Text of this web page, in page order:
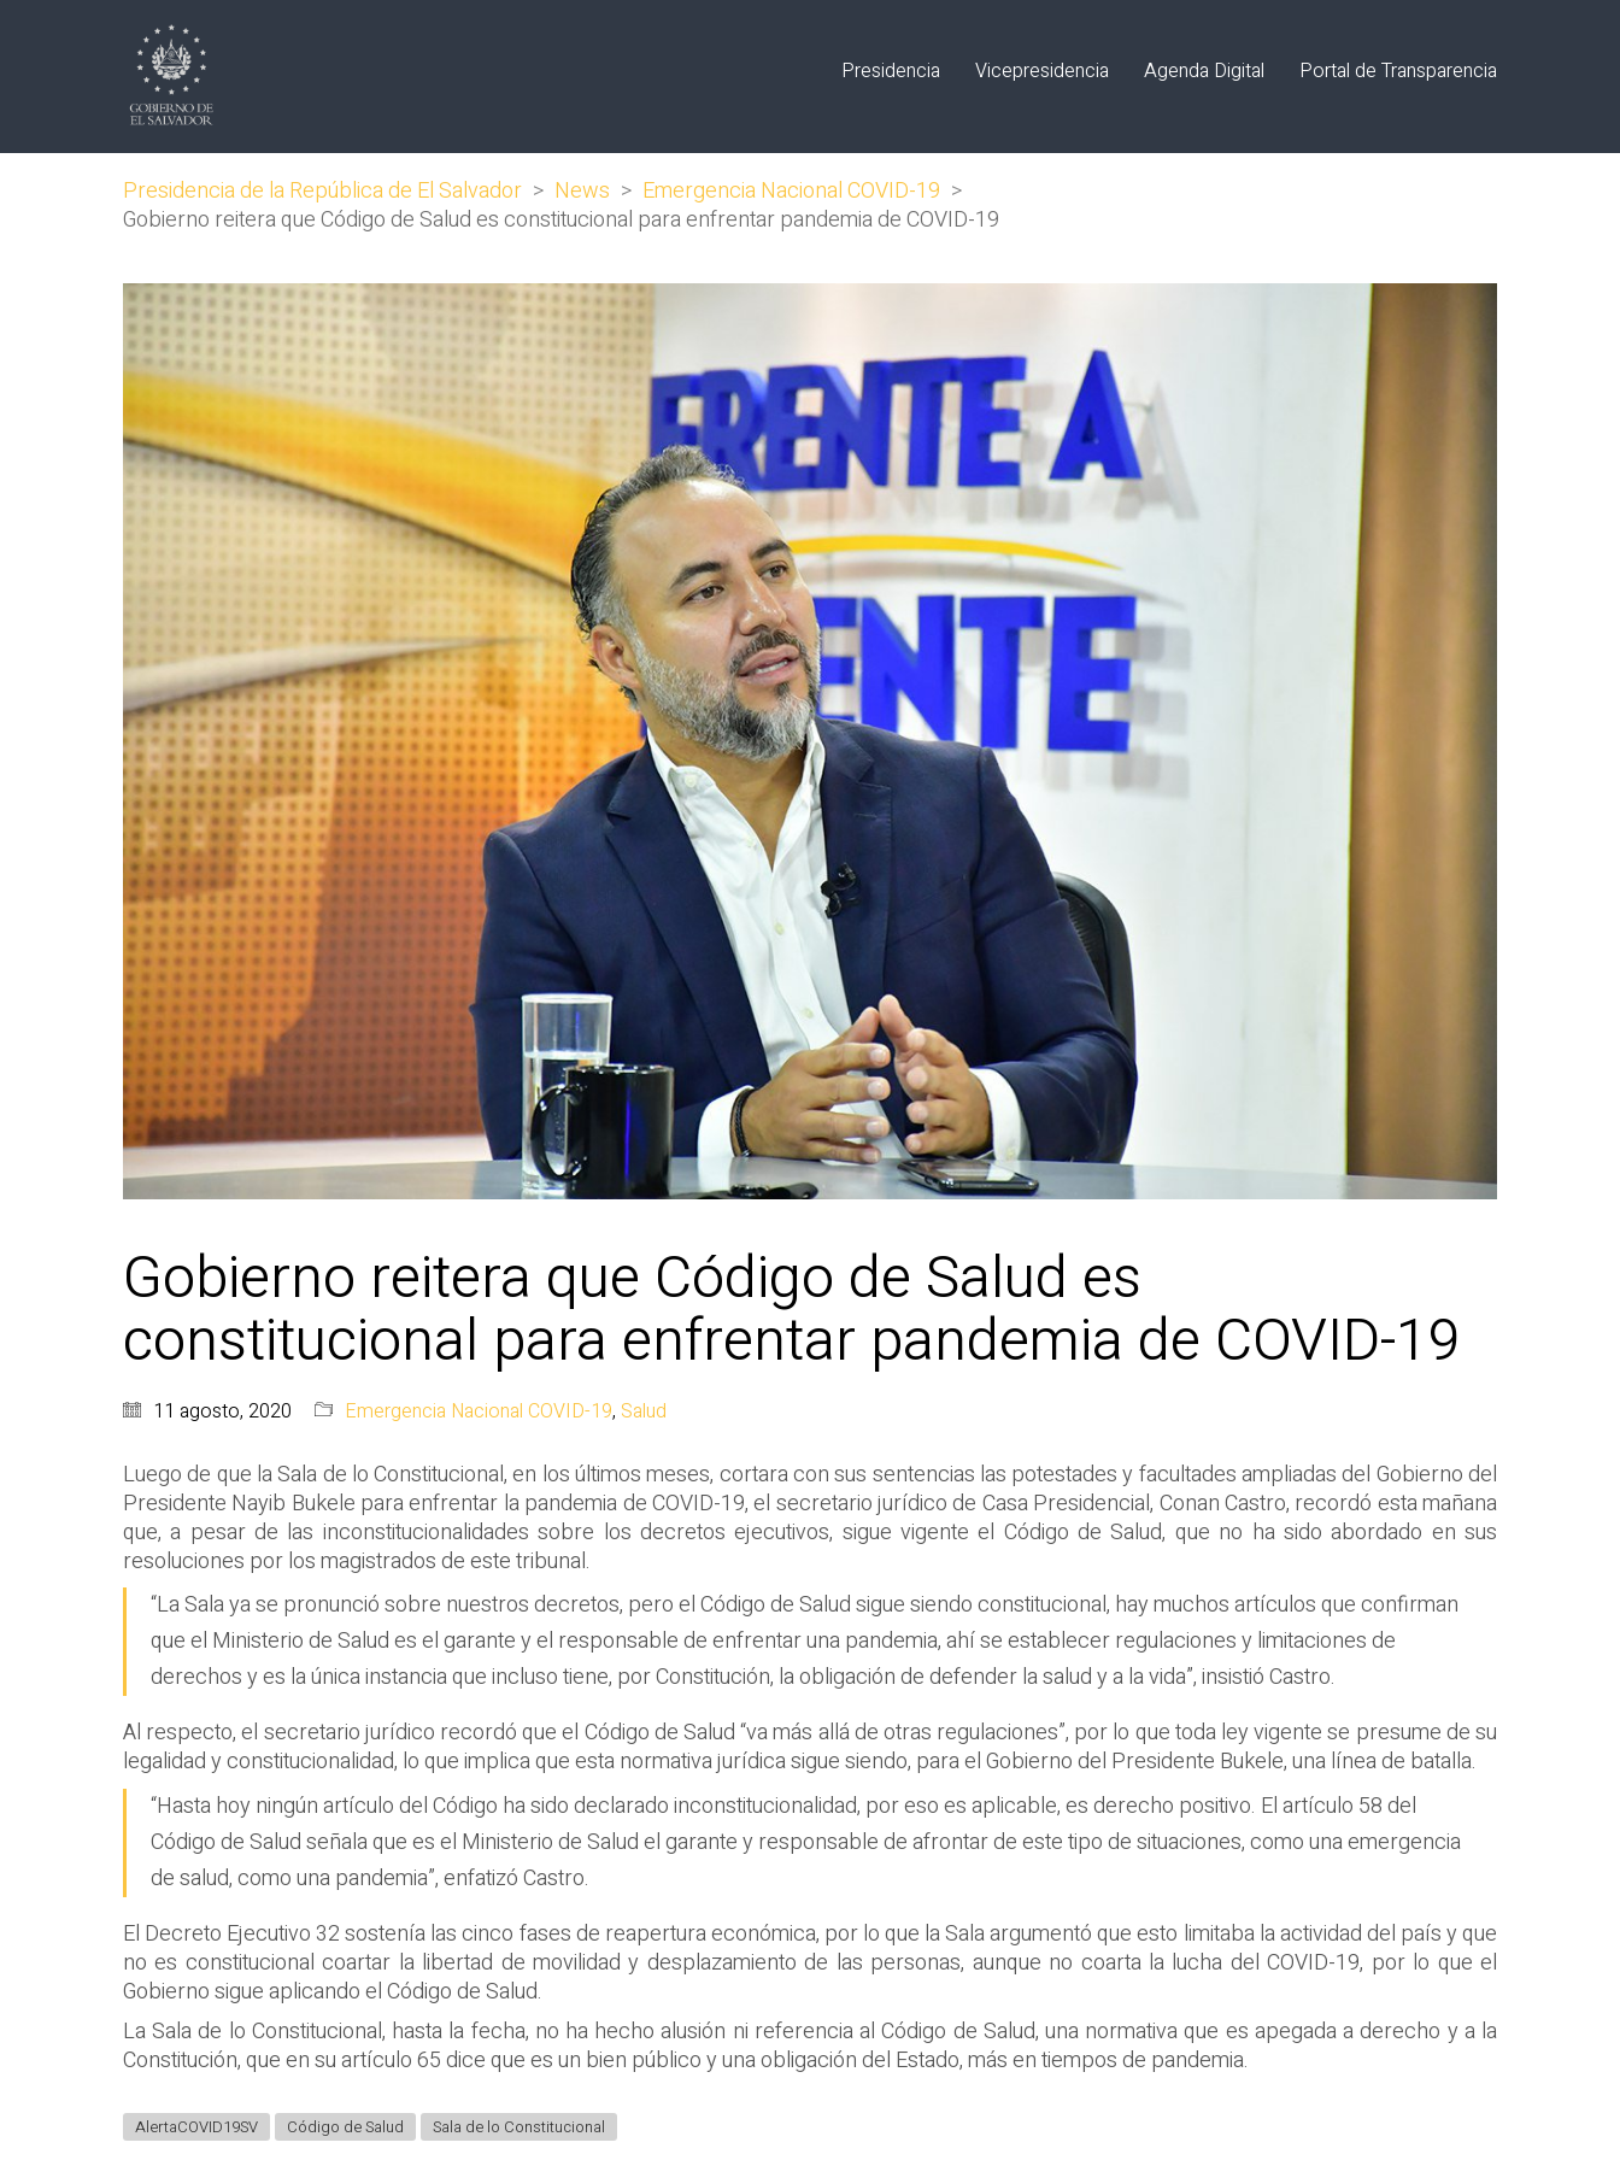
Presidencia Vicepresidencia Agenda Digital Portal de Transparencia
Presidencia de la República de El Salvador > News > Emergencia Nacional COVID-19 >
Gobierno reitera que Código de Salud es constitucional para enfrentar pandemia de COVID-19
Gobierno reitera que Código de Salud es
constitucional para enfrentar pandemia de COVID-19
11 agosto, 2020 Emergencia Nacional COVID-19, Salud
Luego de que la Sala de lo Constitucional, en los últimos meses, cortara con sus sentencias las potestades y facultades ampliadas del Gobierno del
Presidente Nayib Bukele para enfrentar la pandemia de COVID-19, el secretario jurídico de Casa Presidencial, Conan Castro, recordó esta mañana
que, a pesar de las inconstitucionalidades sobre los decretos ejecutivos, sigue vigente el Código de Salud, que no ha sido abordado en sus
resoluciones por los magistrados de este tribunal.
“La Sala ya se pronunció sobre nuestros decretos, pero el Código de Salud sigue siendo constitucional, hay muchos artículos que confirman
que el Ministerio de Salud es el garante y el responsable de enfrentar una pandemia, ahí se establecer regulaciones y limitaciones de
derechos y es la única instancia que incluso tiene, por Constitución, la obligación de defender la salud y a la vida”, insistió Castro.
Al respecto, el secretario jurídico recordó que el Código de Salud “va más allá de otras regulaciones”, por lo que toda ley vigente se presume de su
legalidad y constitucionalidad, lo que implica que esta normativa jurídica sigue siendo, para el Gobierno del Presidente Bukele, una línea de batalla.
“Hasta hoy ningún artículo del Código ha sido declarado inconstitucionalidad, por eso es aplicable, es derecho positivo. El artículo 58 del
Código de Salud señala que es el Ministerio de Salud el garante y responsable de afrontar de este tipo de situaciones, como una emergencia
de salud, como una pandemia”, enfatizó Castro.
El Decreto Ejecutivo 32 sostenía las cinco fases de reapertura económica, por lo que la Sala argumentó que esto limitaba la actividad del país y que
no es constitucional coartar la libertad de movilidad y desplazamiento de las personas, aunque no coarta la lucha del COVID-19, por lo que el
Gobierno sigue aplicando el Código de Salud.
La Sala de lo Constitucional, hasta la fecha, no ha hecho alusión ni referencia al Código de Salud, una normativa que es apegada a derecho y a la
Constitución, que en su artículo 65 dice que es un bien público y una obligación del Estado, más en tiempos de pandemia.
AlertaCOVID19SV Código de Salud Sala de lo Constitucional